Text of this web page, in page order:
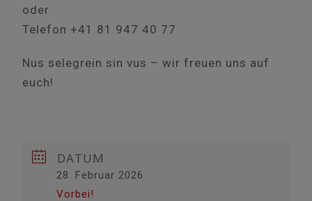
oder
Telefon +41 81 947 40 77
Nus selegrein sin vus – wir freuen uns auf
euch!
DATUM
28. Februar 2026
Vorbei!